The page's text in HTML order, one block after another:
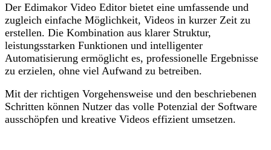
Der Edimakor Video Editor bietet eine umfassende und
zugleich einfache Möglichkeit, Videos in kurzer Zeit zu
erstellen. Die Kombination aus klarer Struktur,
leistungsstarken Funktionen und intelligenter
Automatisierung ermöglicht es, professionelle Ergebnisse
zu erzielen, ohne viel Aufwand zu betreiben.
Mit der richtigen Vorgehensweise und den beschriebenen
Schritten können Nutzer das volle Potenzial der Software
ausschöpfen und kreative Videos effizient umsetzen.